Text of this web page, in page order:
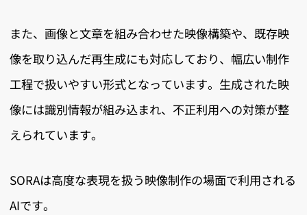
また、画像と文章を組み合わせた映像構築や、既存映
像を取り込んだ再生成にも対応しており、幅広い制作
工程で扱いやすい形式となっています。生成された映
像には識別情報が組み込まれ、不正利用への対策が整
えられています。
SORAは高度な表現を扱う映像制作の場面で利用される
AIです。